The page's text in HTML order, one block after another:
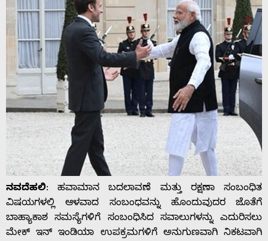
ನವದೆಹಲಿ: ಹವಾಮಾನ ಬದಲಾವಣೆ ಮತ್ತು ರಕ್ಷಣಾ ಸಂಬಂಧಿತ
ವಿಷಯಗಳಲ್ಲಿ ಆಳವಾದ ಸಂಬಂಧವನ್ನು ಹೊಂದುವುದರ ಜೊತೆಗೆ
ಬಾಹ್ಯಾಕಾಶ ಸಮಸ್ಯೆಗಳಿಗೆ ಸಂಬಂಧಿಸಿದ ಸವಾಲುಗಳನ್ನು ಎದುರಿಸಲು
ಮೇಕ್ ಇನ್ ಇಂಡಿಯಾ ಉಪಕ್ರಮಗಳಿಗೆ ಅನುಗುಣವಾಗಿ ನಿಕಟವಾಗಿ